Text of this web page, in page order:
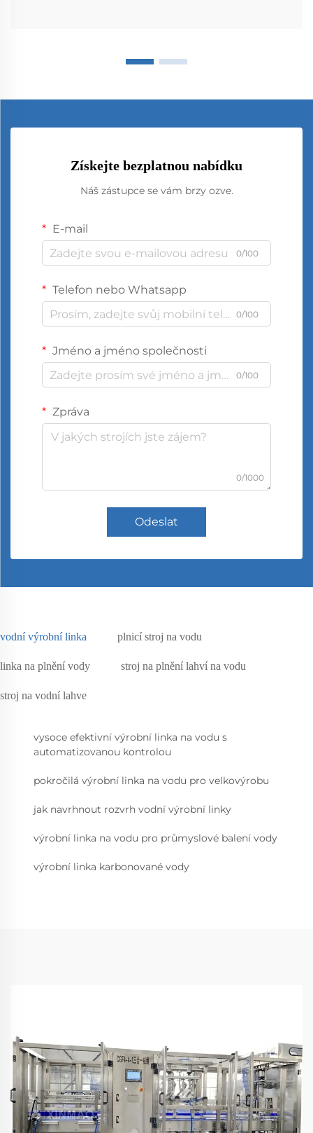
Získejte bezplatnou nabídku
Náš zástupce se vám brzy ozve.
E-mail
0/100
Telefon nebo Whatsapp
0/100
Jméno a jméno společnosti
0/100
Zpráva
0/1000
Odeslat
vodní výrobní linka plnicí stroj na vodu
linka na plnění vody stroj na plnění lahví na vodu
stroj na vodní lahve
vysoce efektivní výrobní linka na vodu s
automatizovanou kontrolou
pokročilá výrobní linka na vodu pro velkovýrobu
jak navrhnout rozvrh vodní výrobní linky
výrobní linka na vodu pro průmyslové balení vody
výrobní linka karbonované vody